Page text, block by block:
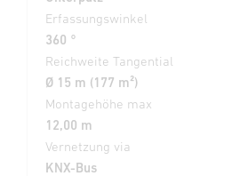
Erfassungswinkel
360 °
Reichweite Tangential
Ø 15 m (177 m²)
Montagehöhe max
12,00 m
Vernetzung via
KNX-Bus